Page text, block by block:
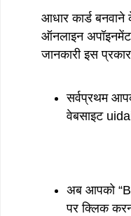
आधार कार्ड
ऑनलाइन
जानकारी इस
सर्वप्रथम
वेबसाइट
अब आपको
पर क्लिक